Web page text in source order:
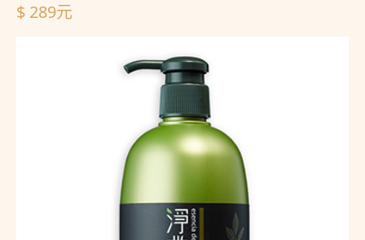
$ 289元